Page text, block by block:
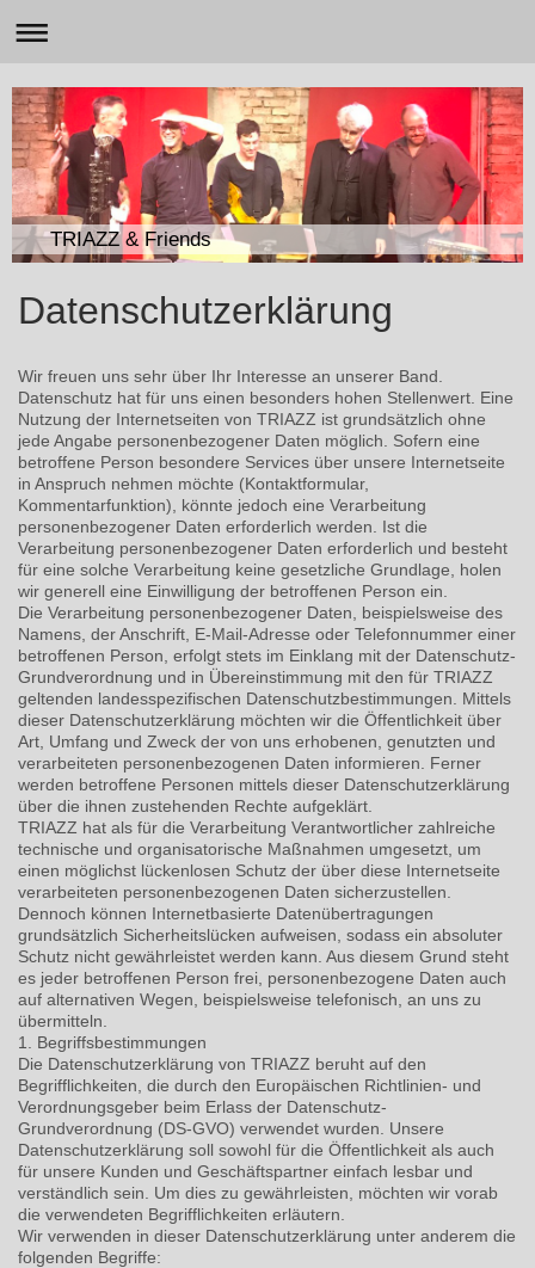
TRIAZZ & Friends
Datenschutzerklärung
Wir freuen uns sehr über Ihr Interesse an unserer Band.
Datenschutz hat für uns einen besonders hohen Stellenwert. Eine
Nutzung der Internetseiten von TRIAZZ ist grundsätzlich ohne
jede Angabe personenbezogener Daten möglich. Sofern eine
betroffene Person besondere Services über unsere Internetseite
in Anspruch nehmen möchte (Kontaktformular,
Kommentarfunktion), könnte jedoch eine Verarbeitung
personenbezogener Daten erforderlich werden. Ist die
Verarbeitung personenbezogener Daten erforderlich und besteht
für eine solche Verarbeitung keine gesetzliche Grundlage, holen
wir generell eine Einwilligung der betroffenen Person ein.
Die Verarbeitung personenbezogener Daten, beispielsweise des
Namens, der Anschrift, E-Mail-Adresse oder Telefonnummer einer
betroffenen Person, erfolgt stets im Einklang mit der Datenschutz-
Grundverordnung und in Übereinstimmung mit den für TRIAZZ
geltenden landesspezifischen Datenschutzbestimmungen. Mittels
dieser Datenschutzerklärung möchten wir die Öffentlichkeit über
Art, Umfang und Zweck der von uns erhobenen, genutzten und
verarbeiteten personenbezogenen Daten informieren. Ferner
werden betroffene Personen mittels dieser Datenschutzerklärung
über die ihnen zustehenden Rechte aufgeklärt.
TRIAZZ hat als für die Verarbeitung Verantwortlicher zahlreiche
technische und organisatorische Maßnahmen umgesetzt, um
einen möglichst lückenlosen Schutz der über diese Internetseite
verarbeiteten personenbezogenen Daten sicherzustellen.
Dennoch können Internetbasierte Datenübertragungen
grundsätzlich Sicherheitslücken aufweisen, sodass ein absoluter
Schutz nicht gewährleistet werden kann. Aus diesem Grund steht
es jeder betroffenen Person frei, personenbezogene Daten auch
auf alternativen Wegen, beispielsweise telefonisch, an uns zu
übermitteln.
1. Begriffsbestimmungen
Die Datenschutzerklärung von TRIAZZ beruht auf den
Begrifflichkeiten, die durch den Europäischen Richtlinien- und
Verordnungsgeber beim Erlass der Datenschutz-
Grundverordnung (DS-GVO) verwendet wurden. Unsere
Datenschutzerklärung soll sowohl für die Öffentlichkeit als auch
für unsere Kunden und Geschäftspartner einfach lesbar und
verständlich sein. Um dies zu gewährleisten, möchten wir vorab
die verwendeten Begrifflichkeiten erläutern.
Wir verwenden in dieser Datenschutzerklärung unter anderem die
folgenden Begriffe: